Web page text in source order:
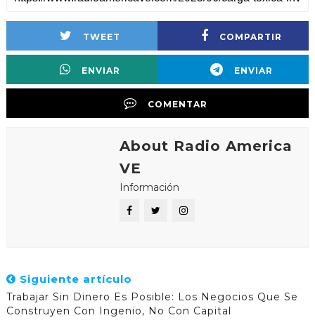
TWEET COMPARTIR
ENVIAR ENVIAR
COMENTAR
About Radio America
VE
Información
Siguiente artículo
Trabajar Sin Dinero Es Posible: Los Negocios Que Se
Construyen Con Ingenio, No Con Capital